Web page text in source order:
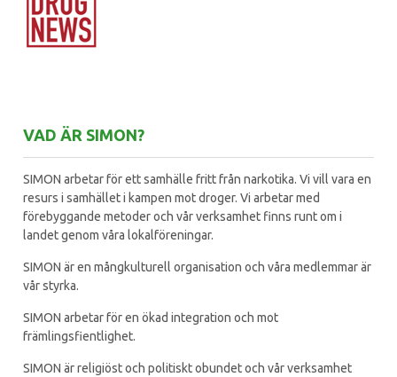
VAD ÄR SIMON?
SIMON arbetar för ett samhälle fritt från narkotika. Vi vill vara en
resurs i samhället i kampen mot droger. Vi arbetar med
förebyggande metoder och vår verksamhet finns runt om i
landet genom våra lokalföreningar.
SIMON är en mångkulturell organisation och våra medlemmar är
vår styrka.
SIMON arbetar för en ökad integration och mot
främlingsfientlighet.
SIMON är religiöst och politiskt obundet och vår verksamhet